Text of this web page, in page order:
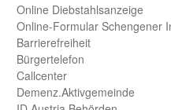
Online Diebstahls­anzeige
Online-Formular Schengener
Barriere­freiheit
Bürger­telefon
Call­center
Demenz.Aktiv­gemeinde